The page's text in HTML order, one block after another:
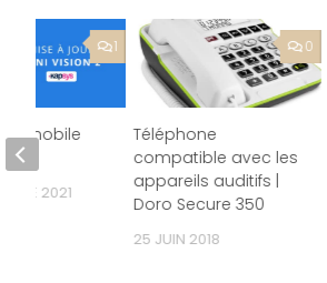
0
Téléphone
compatible avec les
appareils auditifs |
Doro Secure 350
25 JUIN 2018
1
mobile
2
2021